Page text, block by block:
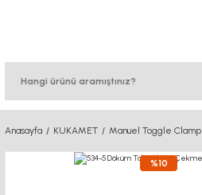
Anasayfa KUKAMET Manuel Toggle Clamp
%10